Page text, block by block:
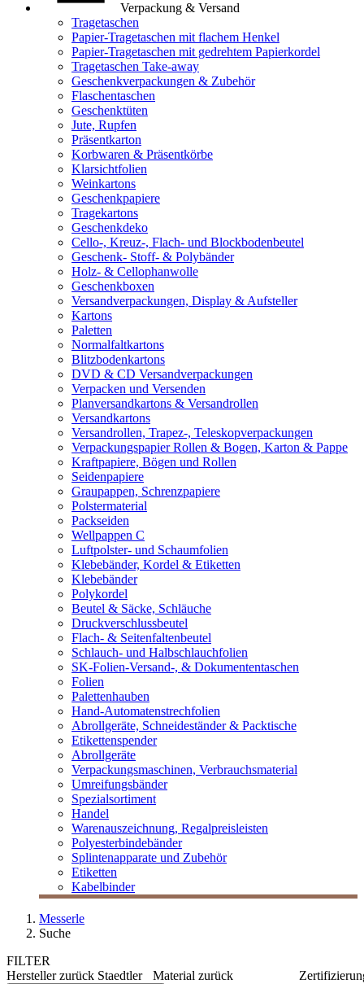
Verpackung & Versand
Tragetaschen
Papier-Tragetaschen mit flachem Henkel
Papier-Tragetaschen mit gedrehtem Papierkordel
Tragetaschen Take-away
Geschenkverpackungen & Zubehör
Flaschentaschen
Geschenktüten
Jute, Rupfen
Präsentkarton
Korbwaren & Präsentkörbe
Klarsichtfolien
Weinkartons
Geschenkpapiere
Tragekartons
Geschenkdeko
Cello-, Kreuz-, Flach- und Blockbodenbeutel
Geschenk- Stoff- & Polybänder
Holz- & Cellophanwolle
Geschenkboxen
Versandverpackungen, Display & Aufsteller
Kartons
Paletten
Normalfaltkartons
Blitzbodenkartons
DVD & CD Versandverpackungen
Verpacken und Versenden
Planversandkartons & Versandrollen
Versandkartons
Versandrollen, Trapez-, Teleskopverpackungen
Verpackungspapier Rollen & Bogen, Karton & Pappe
Kraftpapiere, Bögen und Rollen
Seidenpapiere
Graupappen, Schrenzpapiere
Polstermaterial
Packseiden
Wellpappen C
Luftpolster- und Schaumfolien
Klebebänder, Kordel & Etiketten
Klebebänder
Polykordel
Beutel & Säcke, Schläuche
Druckverschlussbeutel
Flach- & Seitenfaltenbeutel
Schlauch- und Halbschlauchfolien
SK-Folien-Versand-, & Dokumententaschen
Folien
Palettenhauben
Hand-Automatenstrechfolien
Abrollgeräte, Schneideständer & Packtische
Etikettenspender
Abrollgeräte
Verpackungsmaschinen, Verbrauchsmaterial
Umreifungsbänder
Spezialsortiment
Handel
Warenauszeichnung, Regalpreisleisten
Polyesterbindebänder
Splintenapparate und Zubehör
Etiketten
Kabelbinder
Messerle
Suche
FILTER
Herstellerzurück Staedtler
Material zurück